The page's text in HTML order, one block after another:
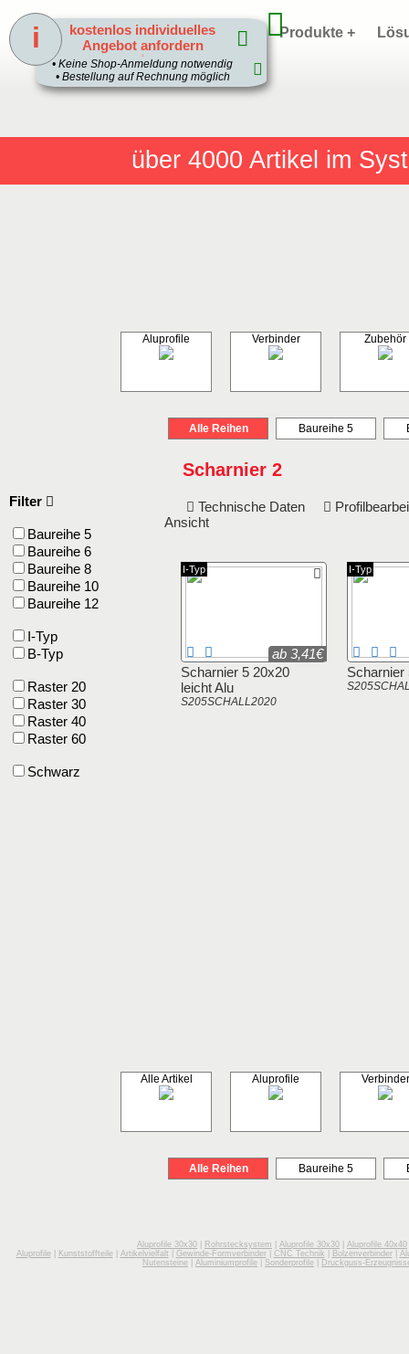
über 4000 Artikel im
Home Produkte +
Aluprofile Verbinder Zubehör
Alle Reihen Baureihe 5
Scharnier 2
Technische Daten
Ansicht
Scharnier 5 20x20
leicht Alu
S205SCHALL2020
ab 3,41€
I-Typ
Scharnier
I-Typ
Filter
Baureihe 5
Baureihe 6
Baureihe 8
Baureihe 10
Baureihe 12
I-Typ
B-Typ
Raster 20
Raster 30
Raster 40
Raster 60
Schwarz
Alle Artikel Aluprofile Verbinder
Alle Reihen Baureihe 5
Aluprofile 30x30 Rohrstecksystem Aluprofile 30x30 Aluprofile 40x40
Aluprofile| Kunststoffteile| Artikelvielfalt Gewinde-Formverbinder| CNC Technik Bolzenverbinder|
Nutensteine
Aluminiumprofile Sonderprofile Druckguss-
kostenlos individuelles
Angebot anfordern
1
• Keine Shop-Anmeldung notwendig
• Bestellung auf Rechnung möglich
i